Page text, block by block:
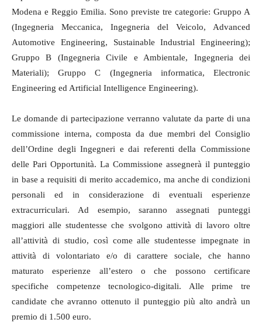
Modena e Reggio Emilia. Sono previste tre categorie: Gruppo A
(Ingegneria Meccanica, Ingegneria del Veicolo, Advanced
Automotive Engineering, Sustainable Industrial Engineering);
Gruppo B (Ingegneria Civile e Ambientale, Ingegneria dei
Materiali); Gruppo C (Ingegneria informatica, Electronic
Engineering ed Artificial Intelligence Engineering).
Le domande di partecipazione verranno valutate da parte di una
commissione interna, composta da due membri del Consiglio
dell’Ordine degli Ingegneri e dai referenti della Commissione
delle Pari Opportunità. La Commissione assegnerà il punteggio
in base a requisiti di merito accademico, ma anche di condizioni
personali ed in considerazione di eventuali esperienze
extracurriculari. Ad esempio, saranno assegnati punteggi
maggiori alle studentesse che svolgono attività di lavoro oltre
all’attività di studio, così come alle studentesse impegnate in
attività di volontariato e/o di carattere sociale, che hanno
maturato esperienze all’estero o che possono certificare
specifiche competenze tecnologico-digitali. Alle prime tre
candidate che avranno ottenuto il punteggio più alto andrà un
premio di 1.500 euro.